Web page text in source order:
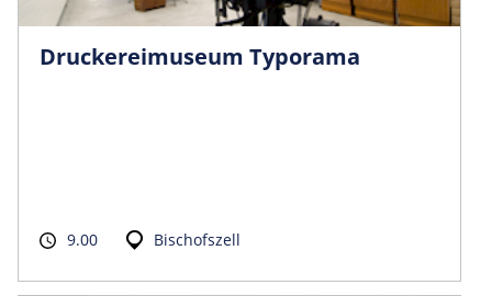
Druckereimuseum Typorama
9.00 Bischofszell